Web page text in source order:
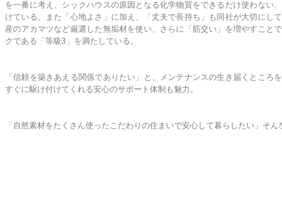
を一番に考え、シックハウスの原因となる化学物質をできるだけ使わない
けている。また「心地よさ」に加え、「丈夫で長持ち」も同社が大切にし
産のアカマツなど厳選した無垢材を使い、さらに「筋交い」を増やすこと
クである「等級3」を満たしている。
「信頼を築きあえる関係でありたい」と、メンテナンスの生き届くところ
すぐに駆け付けてくれる安心のサポート体制も魅力。
「自然素材をたくさん使ったこだわりの住まいで安心して暮らしたい」そん